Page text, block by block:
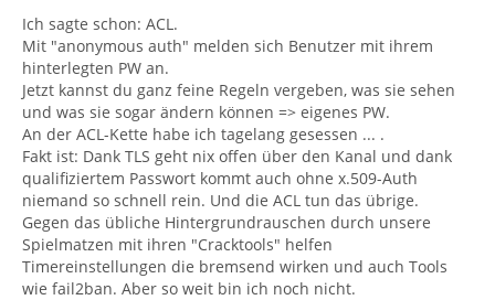
Ich sagte schon: ACL.
Mit "anonymous auth" melden sich Benutzer mit ihrem
hinterlegten PW an.
Jetzt kannst du ganz feine Regeln vergeben, was sie sehen
und was sie sogar ändern können => eigenes PW.
An der ACL-Kette habe ich tagelang gesessen ... .
Fakt ist: Dank TLS geht nix offen über den Kanal und dank
qualifiziertem Passwort kommt auch ohne x.509-Auth
niemand so schnell rein. Und die ACL tun das übrige.
Gegen das übliche Hintergrundrauschen durch unsere
Spielmatzen mit ihren "Cracktools" helfen
Timereinstellungen die bremsend wirken und auch Tools
wie fail2ban. Aber so weit bin ich noch nicht.